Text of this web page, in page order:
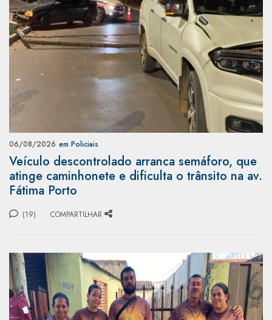
06/08/2026 em Policiais
Veículo descontrolado arranca semáforo, que
atinge caminhonete e dificulta o trânsito na av.
Fátima Porto
(19) COMPARTILHAR